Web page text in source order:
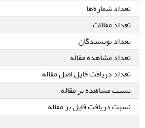
تعداد شماره‌ها
تعداد مقالات
تعداد نویسندگان
تعداد مشاهده مقاله
تعداد دریافت فایل اصل مقاله
نسبت مشاهده بر مقاله
نسبت دریافت فایل بر مقاله